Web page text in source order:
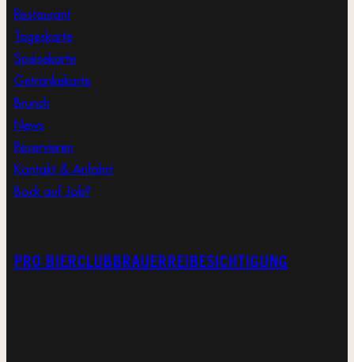
Restaurant
Tageskarte
Speisekarte
Getränkekarte
Brunch
News
Reservieren
Kontakt & Anfahrt
Bock auf Job?
PRO BIERCLUBBRAUERREIBESICHTIGUNG